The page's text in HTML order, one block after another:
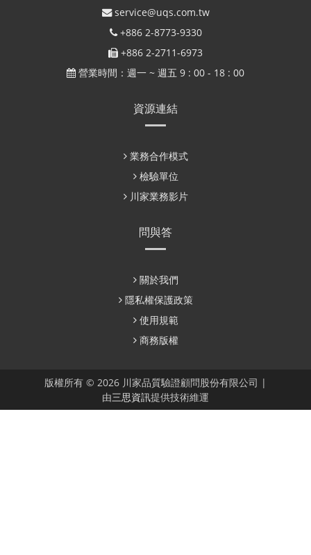
service@uqs.com.tw
+886 2-8773-9330
+886 2-2711-6973
營業時間：週一 ~ 週五 9 : 00 - 18 : 00
資源連結
業務合作模式
檢驗單位
川家業務影片
問與答
關於我們
隱私權保護政策
使用規範
商務版權
版權所有 © 2026 川家品質驗證顧問股份有限公司 |
由三思資訊提供技術維運